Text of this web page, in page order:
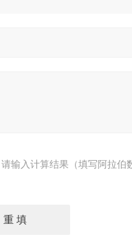
请输入计算结果（填写阿拉伯